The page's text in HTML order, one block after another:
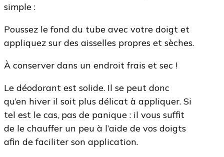
simple :
Poussez le fond du tube avec votre doigt et
appliquez sur des aisselles propres et sèches.
À conserver dans un endroit frais et sec !
Le déodorant est solide. Il se peut donc
qu’en hiver il soit plus délicat à appliquer. Si
tel est le cas, pas de panique : il vous suffit
de le chauffer un peu à l’aide de vos doigts
afin de faciliter son application.